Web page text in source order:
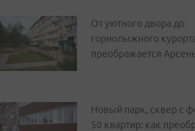
От уютного двора до
горнолыжного
преображается
Новый парк, сквер с
50 квартир: как